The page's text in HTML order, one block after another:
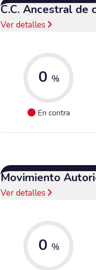
C.C. Ancestral de
Ver detalles
0 %
En contra
Movimiento
Ver detalles
0 %